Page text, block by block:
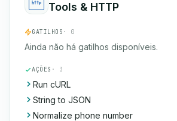
Tools & HTTP
GATILHOS · 0
Ainda não há gatilhos disponíveis.
AÇÕES · 3
Run cURL
String to JSON
Normalize phone number